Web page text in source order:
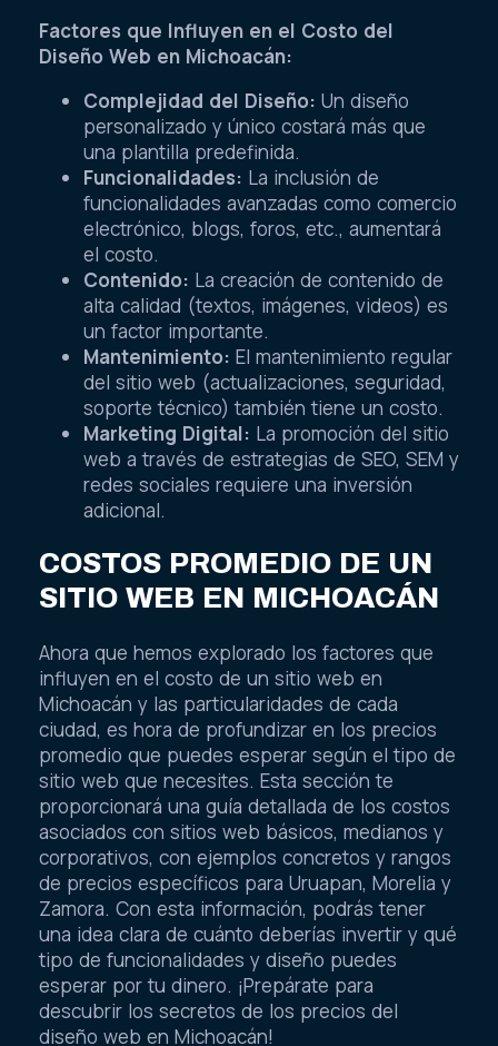
Factores que Influyen en el Costo del
Diseño Web en Michoacán:
Complejidad del Diseño: Un diseño
personalizado y único costará más que
una plantilla predefinida.
Funcionalidades: La inclusión de
funcionalidades avanzadas como comercio
electrónico, blogs, foros, etc., aumentará
el costo.
Contenido: La creación de contenido de
alta calidad (textos, imágenes, videos) es
un factor importante.
Mantenimiento: El mantenimiento regular
del sitio web (actualizaciones, seguridad,
soporte técnico) también tiene un costo.
Marketing Digital: La promoción del sitio
web a través de estrategias de SEO, SEM y
redes sociales requiere una inversión
adicional.
COSTOS PROMEDIO DE UN
SITIO WEB EN MICHOACÁN
Ahora que hemos explorado los factores que
influyen en el costo de un sitio web en
Michoacán y las particularidades de cada
ciudad, es hora de profundizar en los precios
promedio que puedes esperar según el tipo de
sitio web que necesites. Esta sección te
proporcionará una guía detallada de los costos
asociados con sitios web básicos, medianos y
corporativos, con ejemplos concretos y rangos
de precios específicos para Uruapan, Morelia y
Zamora. Con esta información, podrás tener
una idea clara de cuánto deberías invertir y qué
tipo de funcionalidades y diseño puedes
esperar por tu dinero. ¡Prepárate para
descubrir los secretos de los precios del
diseño web en Michoacán!